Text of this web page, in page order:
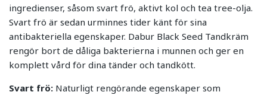
ingredienser, såsom svart frö, aktivt kol och tea tree-olja.
Svart frö är sedan urminnes tider känt för sina
antibakteriella egenskaper. Dabur Black Seed Tandkräm
rengör bort de dåliga bakterierna i munnen och ger en
komplett vård för dina tänder och tandkött.
Svart frö: Naturligt rengörande egenskaper som